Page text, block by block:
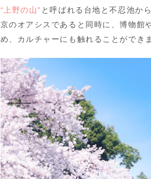
“上野の山” と呼ばれる台地と不忍池か
京のオアシスであると同時に、博物館
め、カルチャーにも触れることができ